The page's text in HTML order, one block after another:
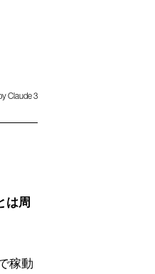
Claude 3
は周
稼動